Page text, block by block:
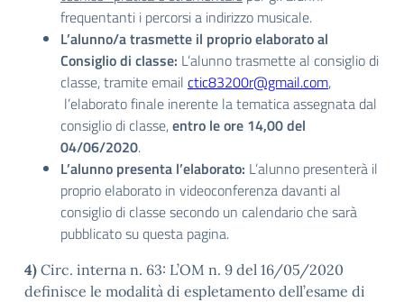
frequentanti i percorsi a indirizzo musicale.
L’alunno/a trasmette il proprio elaborato al
Consiglio di classe: L’alunno trasmette al consiglio di
classe, tramite email ctic83200r@gmail.com,
l’elaborato finale inerente la tematica assegnata dal
consiglio di classe,entro le ore 14,00 del
04/06/2020.
L’alunno presenta l’elaborato: L’alunno presenterà il
proprio elaborato in videoconferenza davanti al
consiglio di classe secondo un calendario che sarà
pubblicato su questa pagina.
4) Circ. interna n. 63: L’OM n. 9 del 16/05/2020
definisce le modalità di espletamento dell’esame di